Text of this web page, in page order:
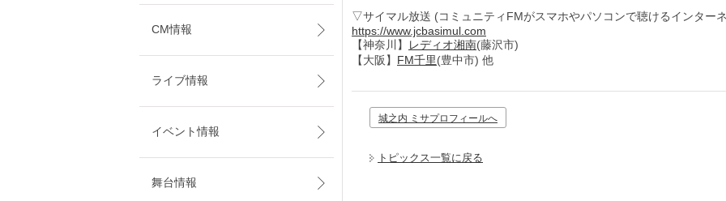
▽サイマル放送 (コミュニティFMがスマホやパソコンで聴けるインター
https://www.jcbasimul.com
【神奈川】
レディオ湘南(藤沢市)
【大阪】 FM千里(豊中市) 他
城之内 ミサプロフィールへ
トピックス一覧に戻る
CM情報
ライブ情報
イベント情報
舞台情報